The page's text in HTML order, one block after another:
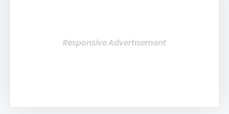
Responsive Advertisement